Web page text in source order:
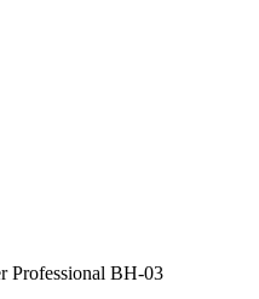
Professional BH-03